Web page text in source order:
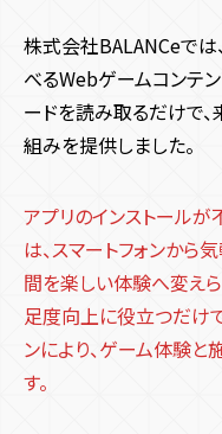
リアルイベント ゲーミフ
夏キャンペーン 春キャ
秋キャンペーン
コンテンツ種類
デジタルスタンプラリー
人気投票・ランキング ガ
アクション・リズム RPG
多言語化機能 CMS機能
予約機能 会員・ログイ
プラットフォーム
Webサイト Webサービス
テクノロジー
3D AR WebAR
CSS VR メタバース
ブロックチェーン NFT
サービス
システム開発
プロダクト
実績
株式会社BALANCeでは
べるWebゲームコンテ
ードを読み取るだけで
組みを提供しました。
アプリのインストール
は、スマートフォンから
間を楽しい体験へ変え
足度向上に役立つだけ
ンにより、ゲーム体験
す。